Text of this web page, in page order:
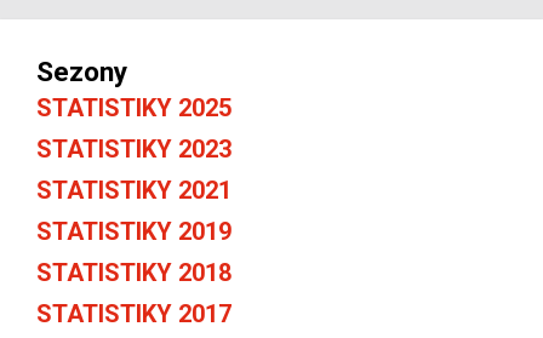
Sezony
STATISTIKY 2025
STATISTIKY 2023
STATISTIKY 2021
STATISTIKY 2019
STATISTIKY 2018
STATISTIKY 2017